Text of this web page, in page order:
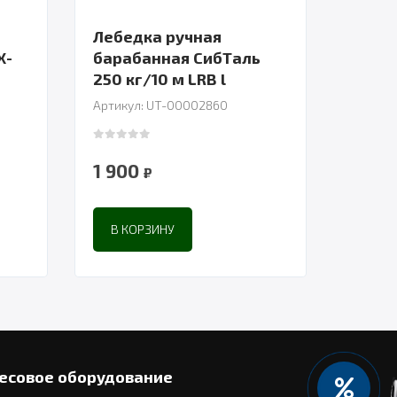
Лебедка ручная
барабанная СибТаль
250 кг/10 м LRB l
Артикул: UT-00002860
1 900 ₽
В КОРЗИНУ
оборудование